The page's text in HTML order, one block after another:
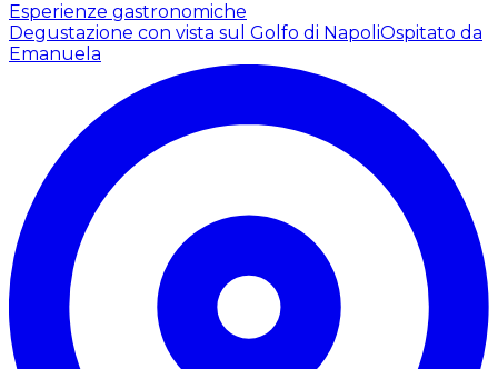
Esperienze gastronomiche
Degustazione con vista sul Golfo di NapoliOspitato da
Emanuela